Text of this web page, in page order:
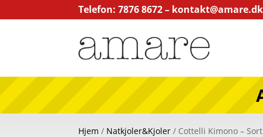
Telefon: 7876 8672 – kontakt@amare.dk
Hjem / Natkjoler&Kjoler / Cottelli Kimono – Sort